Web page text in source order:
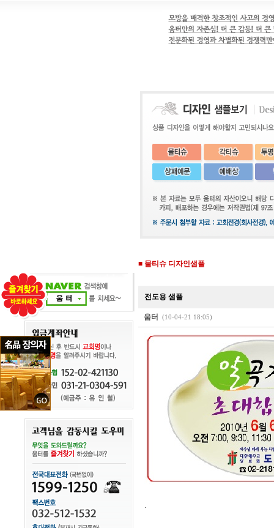
■ 물티슈 디자인샘플
전도용 샘플
움터 (10-04-21 18:05)
.